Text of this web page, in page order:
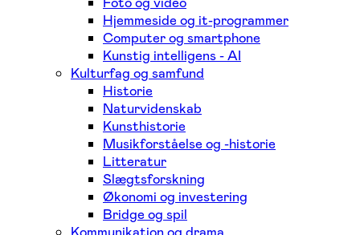
Hjemmeside og it-programmer
Computer og smartphone
Kunstig intelligens - AI
Kulturfag og samfund
Historie
Naturvidenskab
Kunsthistorie
Musikforståelse og -historie
Litteratur
Slægtsforskning
Økonomi og investering
Bridge og spil